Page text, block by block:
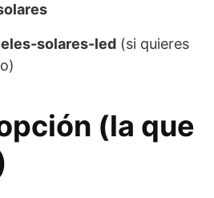
solares-led (si quieres
(la que